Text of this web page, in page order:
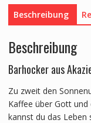
Beschreibung
Beschreibung
Barhocker aus
Zu zweit den
Kaffee über Gott
kannst du das Leben